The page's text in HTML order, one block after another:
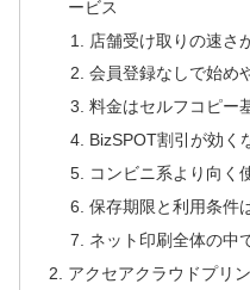
ービス
店舗受け取りの速さ
会員登録なしで始め
料金はセルフコピー
BizSPOT割引が効く
コンビニ系より向く
保存期限と利用条件
ネット印刷全体の中
アクセアクラウドプリ